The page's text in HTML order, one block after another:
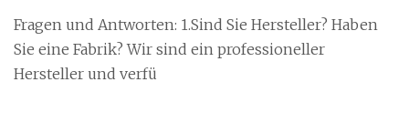
Fragen und Antworten: 1.Sind Sie Hersteller? Haben
Sie eine Fabrik? Wir sind ein professioneller
Hersteller und verfü